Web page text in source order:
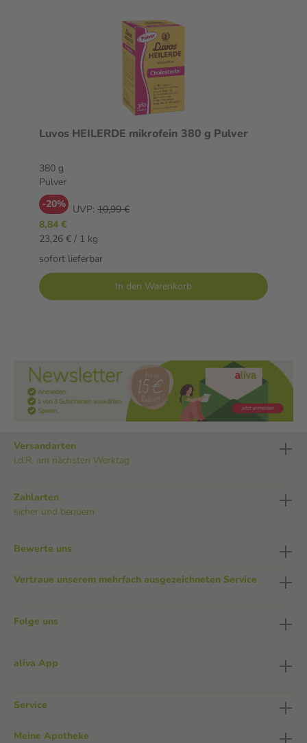
Luvos HEILERDE mikrofein 380 g Pulver
380 g
Pulver
-20% UVP: 10,99 €
8,84 €
23,26 € / 1 kg
sofort lieferbar
In den Warenkorb
Versandarten
i.d.R. am nächsten Werktag
Zahlarten
sicher und bequem
Bewerte uns
Vertraue unserem mehrfach ausgezeichneten Service
Folge uns
aliva App
Service
Meine Apotheke